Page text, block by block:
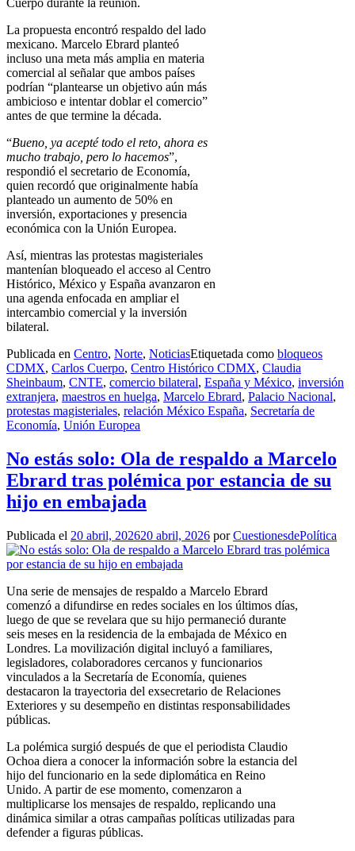
La propuesta encontró respaldo del lado
mexicano. Marcelo Ebrard planteó
incluso una meta más amplia en materia
comercial al señalar que ambos países
podrían “plantearse un objetivo aún más
ambicioso e intentar doblar el comercio”
antes de que termine la década.
“Bueno, ya acepté todo el reto, ahora es
mucho trabajo, pero lo hacemos”,
respondió el secretario de Economía,
quien recordó que originalmente había
planteado un aumento de 50% en
inversión, exportaciones y presencia
económica con la Unión Europea.
Así, mientras las protestas magisteriales
mantenían bloqueado el acceso al Centro
Histórico, México y España avanzaron en
una agenda enfocada en ampliar el
intercambio comercial y la inversión
bilateral.
Publicada en Centro, Norte, NoticiasEtiquetada como bloqueos
CDMX, Carlos Cuerpo, Centro Histórico CDMX, Claudia
Sheinbaum, CNTE, comercio bilateral, España y México, inversión
extranjera, maestros en huelga, Marcelo Ebrard, Palacio Nacional,
protestas magisteriales, relación México España, Secretaría de
Economía, Unión Europea
No estás solo: Ola de respaldo a Marcelo
Ebrard tras polémica por estancia de su
hijo en embajada
Publicada el 20 abril, 202620 abril, 2026 porCuestionesdePolítica
Una serie de mensajes de respaldo a Marcelo Ebrard
comenzó a difundirse en redes sociales en los últimos días,
luego de que se revelara que su hijo permaneció durante
seis meses en la residencia de la embajada de México en
Londres. La movilización digital incluyó a familiares,
legisladores, colaboradores cercanos y funcionarios
vinculados a la Secretaría de Economía, quienes
destacaron la trayectoria del exsecretario de Relaciones
Exteriores y su desempeño en distintas responsabilidades
públicas.
La polémica surgió después de que el periodista Claudio
Ochoa diera a conocer la información sobre la estancia del
hijo del funcionario en la sede diplomática en Reino
Unido. A partir de ese momento, comenzaron a
multiplicarse los mensajes de respaldo, replicando una
dinámica similar a otras campañas políticas utilizadas para
defender a figuras públicas.